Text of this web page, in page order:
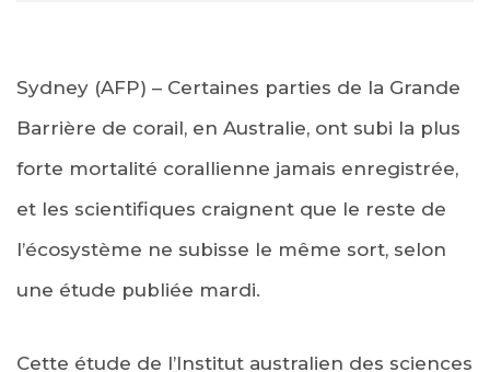
Sydney (AFP) – Certaines parties de la Grande
Barrière de corail, en Australie, ont subi la plus
forte mortalité corallienne jamais enregistrée,
et les scientifiques craignent que le reste de
l’écosystème ne subisse le même sort, selon
une étude publiée mardi.
Cette étude de l’Institut australien des sciences